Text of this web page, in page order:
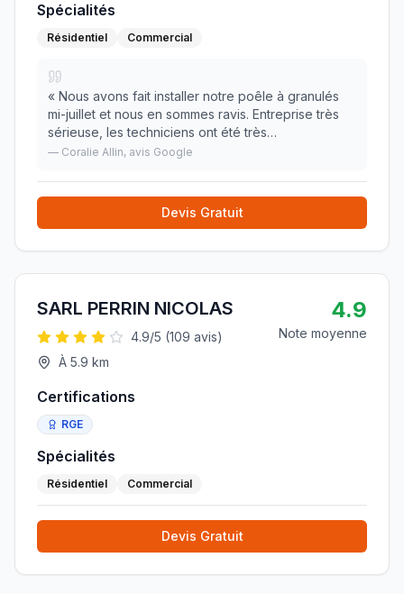
Spécialités
Résidentiel Commercial
« Nous avons fait installer notre poêle à granulés
mi-juillet et nous en sommes ravis. Entreprise très
sérieuse, les techniciens ont été très
professionnels, soigneux et de bons conseils. Nous
— Coralie Allin, avis Google
Devis Gratuit
SARL PERRIN NICOLAS
4.9/5 (109 avis)
À 5.9 km
4.9
Note moyenne
Certifications
RGE
Spécialités
Résidentiel Commercial
Devis Gratuit